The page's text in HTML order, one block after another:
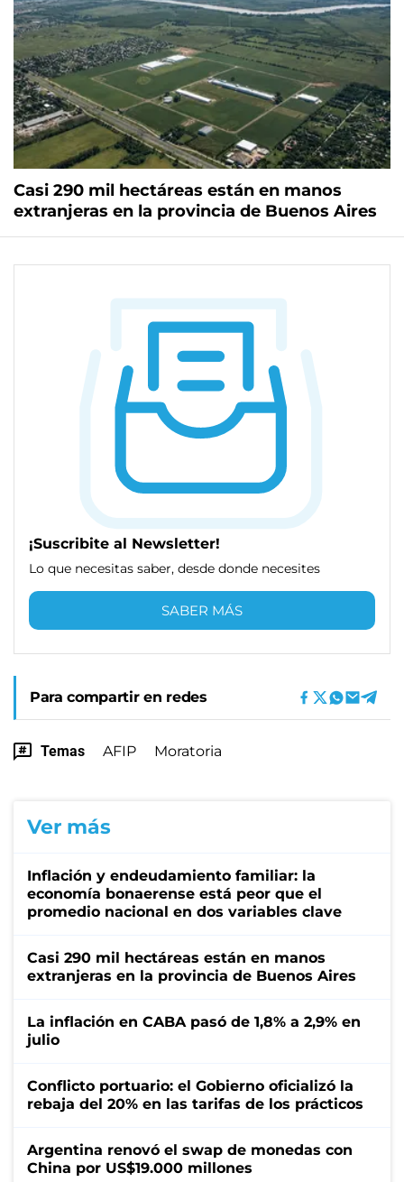
Casi 290 mil hectáreas están en manos
extranjeras en la provincia de Buenos Aires
¡Suscribite al Newsletter!
Lo que necesitas saber, desde donde necesites
SABER MÁS
Para compartir en redes
Temas AFIP Moratoria
Ver más
Inflación y endeudamiento familiar: la
economía bonaerense está peor que el
promedio nacional en dos variables clave
Casi 290 mil hectáreas están en manos
extranjeras en la provincia de Buenos Aires
La inflación en CABA pasó de 1,8% a 2,9% en
julio
Conflicto portuario: el Gobierno oficializó la
rebaja del 20% en las tarifas de los prácticos
Argentina renovó el swap de monedas con
China por US$19.000 millones